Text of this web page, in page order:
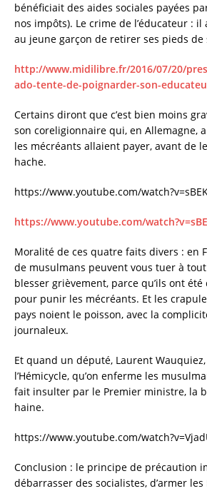
bénéficiait des aides sociales payées
nos impôts). Le crime de l’éducateur :
au jeune garçon de retirer ses pieds de
http://www.midilibre.fr/2016/07/20/
ado-tente-de-poignarder-son-
Certains diront que c’est bien moins
son coreligionnaire qui, en Allemagne,
les mécréants allaient payer, avant de
hache.
https://www.youtube.com/
https://www.youtube.com/
Moralité de ces quatre faits divers : en
de musulmans peuvent vous tuer à
blesser grièvement, parce qu’ils ont
pour punir les mécréants. Et les
pays noient le poisson, avec la
journaleux.
Et quand un député, Laurent
l’Hémicycle, qu’on enferme les
fait insulter par le Premier ministre, la
haine.
https://www.youtube.com/
Conclusion : le principe de précaution
débarrasser des socialistes, d’armer